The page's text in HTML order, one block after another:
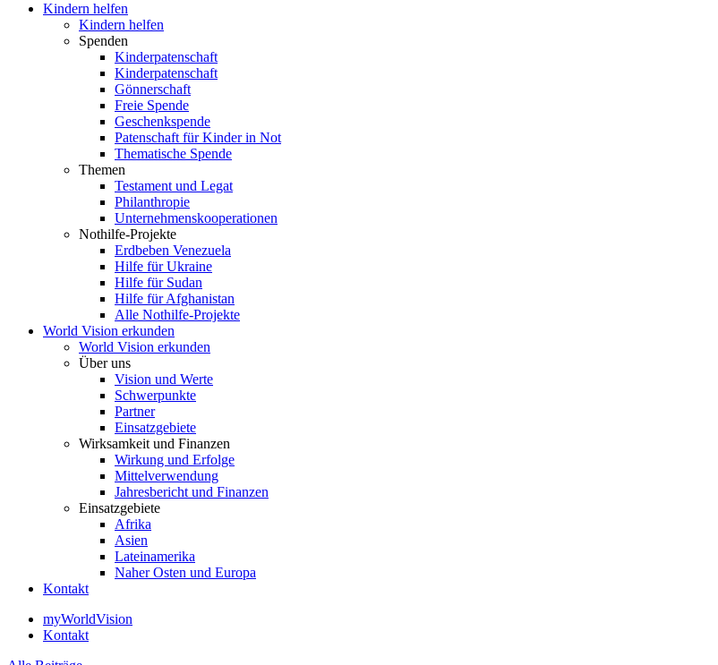
Kindern helfen
Kindern helfen
Spenden
Kinderpatenschaft
Kinderpatenschaft
Gönnerschaft
Freie Spende
Geschenkspende
Patenschaft für Kinder in Not
Thematische Spende
Themen
Testament und Legat
Philanthropie
Unternehmenskooperationen
Nothilfe-Projekte
Erdbeben Venezuela
Hilfe für Ukraine
Hilfe für Sudan
Hilfe für Afghanistan
Alle Nothilfe-Projekte
World Vision erkunden
World Vision erkunden
Über uns
Vision und Werte
Schwerpunkte
Partner
Einsatzgebiete
Wirksamkeit und Finanzen
Wirkung und Erfolge
Mittelverwendung
Jahresbericht und Finanzen
Einsatzgebiete
Afrika
Asien
Lateinamerika
Naher Osten und Europa
Kontakt
myWorldVision
Kontakt